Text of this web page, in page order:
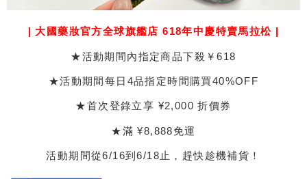
| 大國藥妝官方全球旗艦店 618年中慶特賣馬拉松 |
★活動期間內指定商品下殺￥618
★活動期間每日4品指定時間購買40%OFF
★首次登錄立享 ¥2,000 折價券
★滿 ¥8,888免運
活動期間從6/16到6/18止，趕快趁機補貨！